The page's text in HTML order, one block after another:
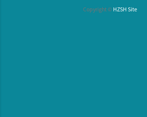
Copyright © HZSH Site